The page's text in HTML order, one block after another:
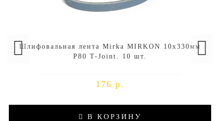
Шлифовальная лента Mirka MIRKON 10x330мм
P80 T-Joint. 10 шт.
176 р.
В КОРЗИНУ